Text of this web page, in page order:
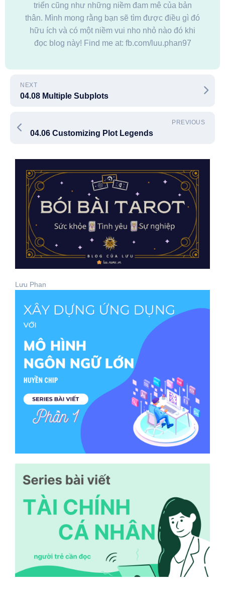
triển cũng như những niềm đam mê của bản
thân. Mình mong rằng bạn sẽ tìm được điều gì đó
hữu ích và có một niềm vui nho nhỏ nào đó khi
đọc blog này! Find me at: fb.com/luu.phan97
NEXT
04.08 Multiple Subplots
PREVIOUS
04.06 Customizing Plot Legends
Lưu Phan